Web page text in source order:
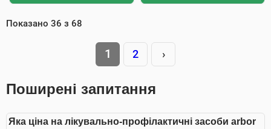
Показано 36 з 68
1 2 ›
Поширені запитання
Яка ціна на лікувально-профілактичні засоби arbor